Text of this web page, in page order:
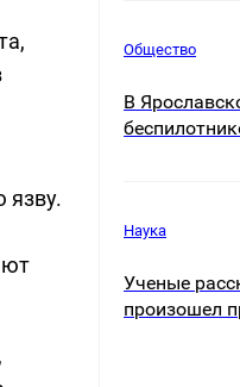
язву.
Общество
В
Наука
Ученые
произошел